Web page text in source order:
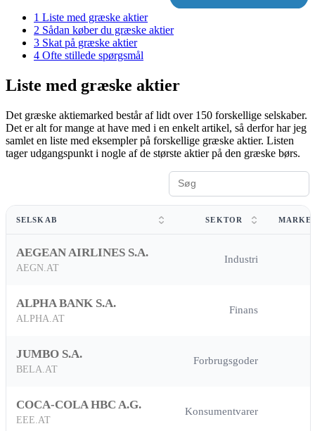
1 Liste med græske aktier
2 Sådan køber du græske aktier
3 Skat på græske aktier
4 Ofte stillede spørgsmål
Liste med græske aktier
Det græske aktiemarked består af lidt over 150 forskellige selskaber.
Det er alt for mange at have med i en enkelt artikel, så derfor har jeg
samlet en liste med eksempler på forskellige græske aktier. Listen
tager udgangspunkt i nogle af de største aktier på den græske børs.
SELSKAB SEKTOR
AEGEAN AIRLINES S.A.
AEGN.AT
Industri
ALPHA BANK S.A.
ALPHA.AT
Finans
JUMBO S.A.
BELA.AT
Forbrugsgoder
COCA-COLA HBC A.G.
EEE.AT
Konsumentvarer